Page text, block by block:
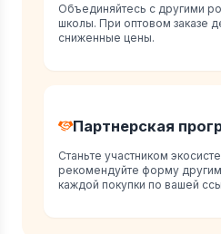
Объединяйтесь с другими
школы. При оптовом заказе
сниженные цены.
Партнерская
Станьте участником
рекомендуйте форму
каждой покупки по вашей